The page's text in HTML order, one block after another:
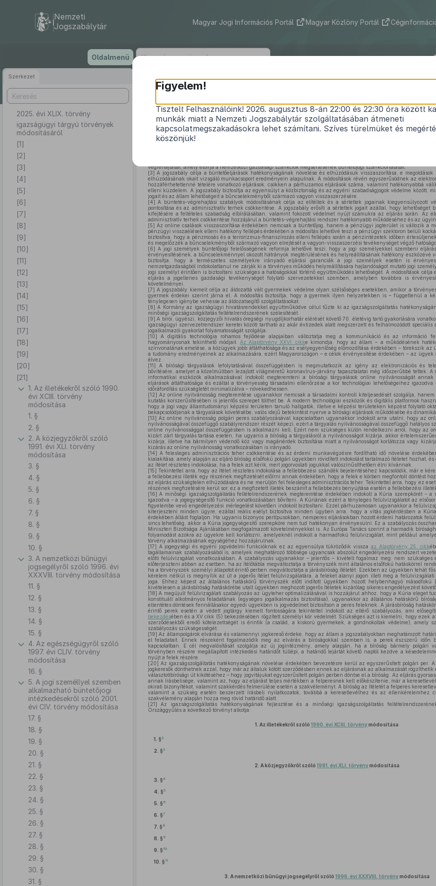
tartalomra
Nemzeti
Jogszabálytár
Magyar Jogi Információs Portál Magyar Közlöny Portál
Oldalmenü
Szerkezet
2025. évi XLIX. törvény
igazságügyi tárgyú törvények
módosításáról
[1]
[2]
[3]
[4]
[5]
[6]
[7]
[8]
[9]
[10]
[11]
[12]
[13]
[14]
[15]
[16]
[17]
[18]
[19]
[20]
[21]
1. Az illetékekről szóló 1990.
évi XCIII. törvény
módosítása
1. §
2. §
2. A közjegyzőkről szóló
1991. évi XLI. törvény
módosítása
3. §
4. §
5. §
6. §
7. §
8. §
9. §
10. §
3. A nemzetközi bűnügyi
jogsegélyről szóló 1996. évi
XXXVIII. törvény módosítása
11. §
12. §
13. §
14. §
15. §
4. Az egészségügyről szóló
1997. évi CLIV. törvény
módosítása
16. §
5. A jogi személlyel szemben
alkalmazható büntetőjogi
intézkedésekről szóló 2001.
évi CIV. törvény módosítása
17. §
18. §
19. §
20. §
21. §
22. §
23. §
24. §
25. §
26. §
27. §
28. §
29. §
30. §
31. §
2025. évi XLIX. törvény
igazságügyi tárgyú törvények módosításáról1
Hatályos: 2026. 07. 02. –
végrehajtását, amely előírja a nemzetközi gazdasági szankciók megsértésének büntetőjogi szankcionálását.
[3] A jogszabály célja a büntetőeljárások hatékonyságának növelése és elhúzódásuk visszaszorítása, e megoldások
elhúzódásának okait vizsgáló munkacsoport eredményein alapulnak. A módosítások révén egyszerűsödnek az
hozzáférhetetlenné tételére vonatkozó eljárások, csökken a párhuzamos eljárások száma, valamint hatékonyabbá
elleni küzdelem. A jogszabály biztosítja az egyensúlyt a közbiztonság és az egyéni szabadságjogok védelme között,
jogait és az állam lehetőségeit a bűncselekményből származó vagyon visszaszerzésére.
[4] A büntetés-végrehajtási szabályok módosításának célja az elítéltek és a sértettek jogainak kiegyensúlyozott
pontosítása és az adminisztratív terhek csökkentése. A jogszabály erősíti a sértettek jogait azáltal, hogy lehetőséget
kifejtésére a feltételes szabadság elbírálásában, valamint fokozott védelmet nyújt számukra az eljárás során. Az
adminisztratív terhek csökkentése hozzájárul a büntetés-végrehajtási rendszer hatékonyabb működéséhez és az
[5] Az online csalások visszaszorítása érdekében nemcsak a büntetőjog, hanem a pénzügyi jogterület is változik a
pénzügyi visszaélések elleni hatékony fellépés érdekében a módosítás lehetővé teszi a pénzügyi szektoron belüli
biztosítva, hogy a pénzmosás és a terrorizmus-finanszírozás elleni fellépés során a pénzintézetek időben
és megelőzzék a bűncselekményből származó vagyon elrejtését a vagyon-visszaszerzési tevékenységet végző
[6] A jogi személyek büntetőjogi felelősségének reformja lehetővé teszi, hogy a jogi személyekkel szembeni
érvényesítésének, a bűncselekménnyel okozott hátrányok megtérülésének és helyreállításának hatékony eszközévé
biztosítja, hogy a természetes személyekre irányadó eljárási garanciák a jogi személyek esetén is
nemzetgazdaságból indokolatlanul ne zárják ki a törvényes működés helyreállítására hajlandóságot mutató jogi
jogi személyt érintően is biztosítani szükséges a hatóságokkal történő együttműködés lehetőségét. A módosítások célja
eljárás a jogellenes gazdasági tevékenységet folytató szervezetekkel szemben, amelyben továbbra is
követelményei.
[7] A jogszabály kiemelt célja az áldozattá vált gyermekek védelme olyan szélsőséges esetekben, amikor a
gyermek érdekei szerint járna el. A módosítás biztosítja, hogy a gyermek ilyen helyzetekben is – függetlenül a
ténylegesen igénybe vehesse az áldozatsegítő szolgáltatásokat.
[8] A Kormány az igazságügyi hivatásrendekkel együttműködve célul tűzte ki az igazságszolgáltatás
minőségi igazságszolgáltatás feltételrendszerének szélesítését.
[9] A bírói, ügyészi, közjegyzői hivatás öregségi nyugdíjkorhatár elérését követő 70. életévig tartó gyakorlására
igazságügyi szervezetrendszer keretei között tartható az akár évtizedek alatt megszerzett és felhalmozódott speciális
jogalkalmazói gyakorlat folyamatosságát szolgálja.
[10] A digitális technológia rohamos fejlődése alapjaiban változtatja meg a kommunikáció és az információ
hagyományosnak tekinthető módjait. Az Alaptörvény XXVI. cikke kimondja, hogy az állam − a működésének
színvonalának emelése, a közügyek jobb átláthatósága és az esélyegyenlőség előmozdítása érdekében − törekszik az
a tudomány eredményeinek az alkalmazására, ezért Magyarországon – e célok érvényesítése érdekében – az ügyek
élvez.
[11] A bírósági tárgyalások lefolytatásával összefüggésben is megmutatkozik az igény az elektronizációs és
bővítésére, amelyet a közelmúltban lezajlott világméretű koronavírus-járvány tapasztalatai még időszerűbbé tettek.
informatikai eszközök alkalmazásával indokolt megteremteni a bírósági tárgyalások online nyilvánosságát
eljárások átláthatósága és ezáltal a törvényesség társadalmi ellenőrzése a kor technológiai lehetőségeihez
időráfordítás szükségletét minimalizálva – növekedhessen.
[12] Az online nyilvánosság megteremtése ugyanakkor nemcsak a társadalmi kontroll kiteljesedését szolgálja, hanem
kutatás korszerűsítésében is jelentős szerepet tölthet be. A modern technológiai eszközök és digitális platformok
hogy a jogi vagy államtudományi képzési területen tanuló hallgatók, illetve e képzési területeken képzést folytató
bekapcsolódjanak a tárgyalások követésébe, valós idejű betekintést nyerve a bírósági eljárások működésébe és
[13] Az online nyilvánosság polgári peres szabályozásával kapcsolatban ugyanakkor indokolt arra utalni, hogy az
nyilvánosságával összefüggő szabályrendszer részét képezi, ezért a tárgyalás nyilvánosságával összefüggő hatályos
online nyilvánossággal összefüggésben is alkalmazni kell. Ezért nem szükséges külön rendelkezni arról, hogy az
kizárt zárt tárgyalás tartása esetén, ha ugyanis a bíróság a tárgyalásról a nyilvánosságot kizárja, akkor
kizárja, illetve ha bármilyen védendő köz vagy magánérdek biztosítása miatt a nyilvánosságot korlátozza vagy
kizárás az online nyilvánosság vonatkozásában is irányadó.
[14] A felesleges adminisztrációs teher csökkentése és az érdemi munkavégzésre fordítható idő növelése
kialakítása, amely alapján az eljáró bíróság elsőfokú polgári ügyekben rövidített indokolást tartalmazó ítéletet hozhat, és
az ítélet részletes indokolása, ha a felek azt kérik, mert jogorvoslati jogukkal valószínűsíthetően élni kívánnak.
[15] Tekintettel arra, hogy az ítélet részletes indokolása a fellebbezési szándék bejelentéséhez kapcsolódik, már e
a fellebbezési illeték egy részének megfizetését előírni annak érdekében, hogy a felek e körben megfontolt döntést
az eljárás szükségtelen elhúzódására és ne merüljön fel felesleges adminisztrációs teher. Tekintettel arra, hogy ez
részének megfizetésére kerül sor, ez a megfizetett illeték beszámít a fellebbezés benyújtása esetén a fellebbezési
[16] A minőségi igazságszolgáltatás feltételrendszerének megteremtése érdekében indokolt a Kúria szerepkörét – a
igazodva – a jogegységesítő funkció vonatkozásában bővíteni. A Kúriának ezért a tényleges felülvizsgálatot az
figyelembe vevő engedélyezési mérlegelést követően indokolt biztosítani. Ezzel párhuzamosan ugyanakkor a
kiterjeszteni minden ügyre, ezáltal reális esélyt biztosítva minden ügyben arra, hogy a vitás jogkérdésben a
érdekében állást foglaljon. Ha ugyanis bizonyos pertípusokban, nemperes eljárásokban hozott érdemi határozatok
sincs lehetőség, akkor a Kúria jogegységesítő szerepköre nem tud hatékonyan érvényesülni. Ez a szabályozás
Miniszteri Bizottsága Ajánlásában megfogalmazott követelményekkel is. Az Európa Tanács szerint a harmadik
folyamodást azokra az ügyekre kell korlátozni, amelyeknél indokolt a harmadfokú felülvizsgálat, mint például
törvény alkalmazásának egységéhez hozzájárulnak.
[17] A jogegységi és egyéni jogvédelmi funkcióknak ez az egyensúlya tükröződik vissza az Alaptörvény 25. cikk
tagállamainak szabályozásából is, amelyek meghatározó többsége ugyancsak abszolút engedélyezési rendszert
előtti felülvizsgálat vonatkozásában. A szabályozás ugyanakkor – jelentős – kivételt fogalmaz meg: nem szükséges
előterjeszteni abban az esetben, ha az ítélőtábla megváltoztatja a törvényszék mint általános elsőfokú hatáskörrel
ha a törvényszék személyi állapotot érintő perben megváltoztatja a járásbíróság ítéletét. Ezekben az ügyekben tehát
kérelem nélkül is megnyílik az út a jogerős ítélet felülvizsgálatára, a feleket alanyi jogon illeti meg a felülvizsgálati
joga. Ehhez képest az általános hatáskörű törvényszék előtt indított ügyekben hozott helybenhagyó másodfokú
kivételesen a járásbíróság hatáskörébe utalt ügyekben meghozott jogerős ítéletek kizárólag sikeres engedélyezést
[18] A megújult felülvizsgálati szabályozás az ügyteher optimalizálásával is hozzájárul ahhoz, hogy a Kúria eleget
konstituált alkotmányos feladatának (egységes jogalkalmazás biztosítása), ugyanakkor az általános hatáskörű
ellentétes döntések fennállásakor egyedi ügyekben is jogvédelmet biztosítson a peres feleknek. A járásbíróság
érintő perek esetén a védett jogtárgy kiemelt fontosságára tekintettel indokolt az eltérő szabályozás, ami
bekezdésében és a XV cikk (5) bekezdésében rögzített személyi kör védelmét. Szükséges azt is kiemelni, hogy ezek
szerződésekből eredő kötelezettségét is érintik (a család, a kiskorú gyermekek, a gondnokoltak védelme), amely
szabályozás szükségességét.
[19] Az állampolgárok elvárása és valamennyi jogkereső érdeke, hogy az állam a jogszabályokban meghatározott
el feladatait. Ennek részeként fogalmazódik meg az elvárás a bíróságokkal szemben is, a perek észszerű időn
kapcsolatban. E cél megvalósítását szolgálja az új jogintézmény, amely alapján, ha a bíróság bármely polgári
törvényben részére megállapított intézkedési határidőt túllépi, a határidő lejártát követő naptól kezdve a
nyújt a felek részére.
[20] Az igazságszolgáltatás hatékonyságának növelése érdekében bevezetésre kerül az egyszerűsített polgári per.
jogkeresők dönthetnek azzal, hogy már az általuk kötött szerződésben ennek az eljárásnak az alkalmazását rögzíthetik
választottbírósági út kikötéséhez – hogy jogvitájukat egyszerűsített polgári perben döntse el a bíróság. Az eljárás
annak írásbelisége, valamint az, hogy az eljárást teljes mértékben a felperesnek kell előkészítenie, már a
okirati bizonyítékot, valamint szakkérdés felmerülése esetén a szakvéleményt. A bíróság az ítéletét a felperes
valamint a szükség esetén beszerzett írásbeli nyilatkozatok, továbbá a keresetlevélhez és az ellenkérelemhez
szakvélemény alapján hozza meg rövid határidő alatt.
[21] Az igazságszolgáltatás hatékonyságának fejlesztése és a minőségi igazságszolgáltatás
Országgyűlés a következő törvényt alkotja:
1. Az illetékekről szóló1990. évi XCIII. törvénymódosítása
1. §2
2. §3
2. A közjegyzőkről szóló 1991. évi XLI. törvénymódosítása
3. §4
4. §5
5. § 6
6. §7
7. § 8
8. § 9
9. § 10
10. § 11
3. A nemzetközi bűnügyi jogsegélyről szóló 1996. évi XXXVIII. törvénymódosítása
Figyelem!
Tisztelt Felhasználóink! 2026. augusztus 8-án 22:00 és 22:30 óra között
munkák miatt a Nemzeti Jogszabálytár szolgáltatásában átmeneti
kapcsolatmegszakadásokra lehet számítani. Szíves türelmüket és
köszönjük!